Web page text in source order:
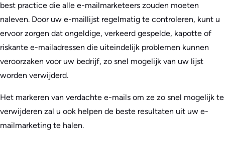
best practice die alle e-mailmarketeers zouden moeten
naleven. Door uw e-maillijst regelmatig te controleren, kunt u
ervoor zorgen dat ongeldige, verkeerd gespelde, kapotte of
riskante e-mailadressen die uiteindelijk problemen kunnen
veroorzaken voor uw bedrijf, zo snel mogelijk van uw lijst
worden verwijderd.
Het markeren van verdachte e-mails om ze zo snel mogelijk te
verwijderen zal u ook helpen de beste resultaten uit uw e-
mailmarketing te halen.